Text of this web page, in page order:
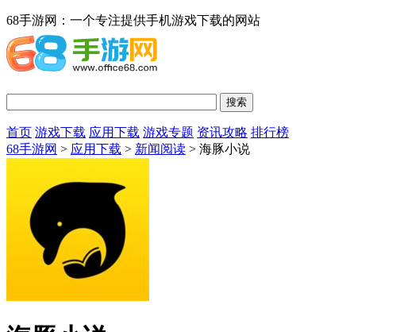
68手游网：一个专注提供手机游戏下载的网站
首页 游戏下载 应用下载 游戏专题 资讯攻略 排行榜
68手游网 > 应用下载 > 新闻阅读 > 海豚小说